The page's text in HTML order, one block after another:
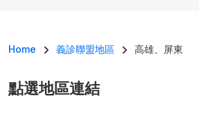
導航連結
Home 義診聯盟地區 高雄、屏東
點選地區連結